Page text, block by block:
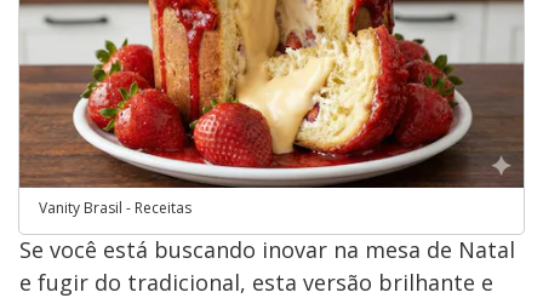
Vanity Brasil - Receitas
Se você está buscando inovar na mesa de Natal
e fugir do tradicional, esta versão brilhante e